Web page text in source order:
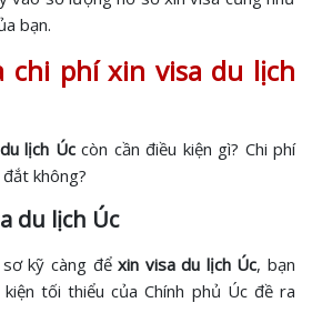
bạn.
chi phí xin visa du lịch
lịch Úc còn cần điều kiện gì? Chi phí
không?
du lịch Úc
sơ kỹ càng đểxin visa du lịch Úc, bạn
tối thiểu của Chính phủ Úc đề ra